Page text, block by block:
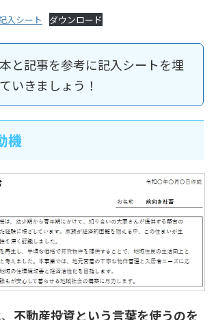
入シート ダウンロード
と記事を参考に記入シートを埋
いきましょう！
機
不動産投資という言葉を使うのを